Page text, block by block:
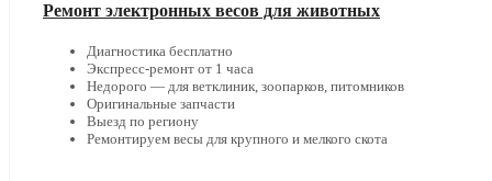
Ремонт электронных весов для животных
Диагностика бесплатно
Экспресс-ремонт от 1 часа
Недорого — для ветклиник, зоопарков, питомников
Оригинальные запчасти
Выезд по региону
Ремонтируем весы для крупного и мелкого скота